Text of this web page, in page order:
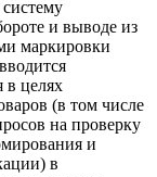
и выводе из
маркировки
в целях
(в том числе
на проверку
и
в